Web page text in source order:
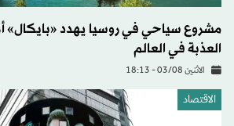
مشروع سياحي في روسيا يهدد «بايكال»
العذبة في العالم
الاثنين 03/08 - 18:13
الاقتصاد